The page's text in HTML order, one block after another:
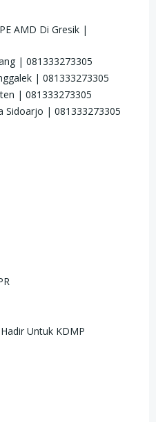
AMD Di Gresik |
| 081333273305
| 081333273305
| 081333273305
Sidoarjo | 081333273305
Untuk KDMP